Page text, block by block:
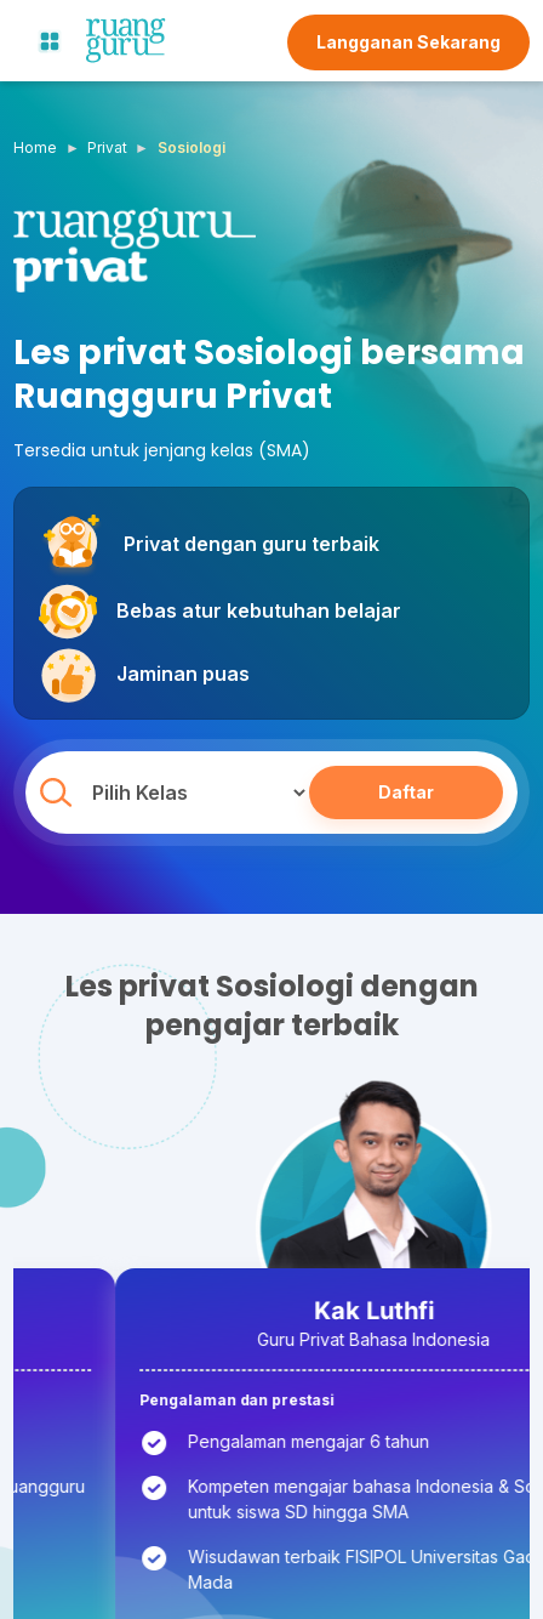
Langganan Sekarang
Home Privat Sosiologi
Les privat Sosiologi bersama
Ruangguru Privat
Tersedia untuk jenjang kelas (SMA)
Privat dengan guru terbaik
Bebas atur kebutuhan belajar
Jaminan puas
Daftar
Les privat Sosiologi dengan
pengajar terbaik
Kak Luthfi
Guru Privat Bahasa Indonesia
Pengalaman dan prestasi
Pengalaman mengajar 6 tahun
Kompeten mengajar bahasa Indonesia & Sosiologi
untuk siswa SD hingga SMA
Wisudawan terbaik FISIPOL Universitas Gadjah